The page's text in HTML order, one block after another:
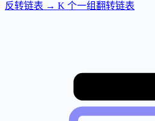
反转链表 → K 个一组翻转链表